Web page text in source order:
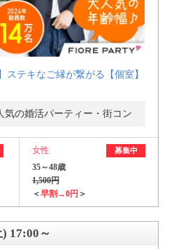
ステキなご縁が繋がる【個室】
気の婚活パーティー・街コン
女性 募集中
35～48歳
1,500円
＜早割→0円 ＞
17:00～